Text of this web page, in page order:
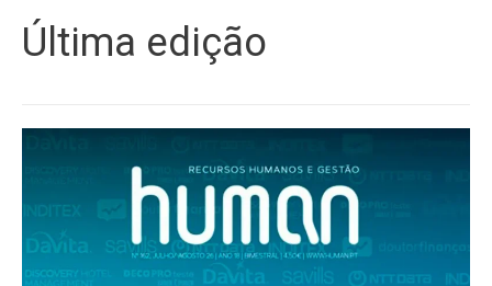
Última edição